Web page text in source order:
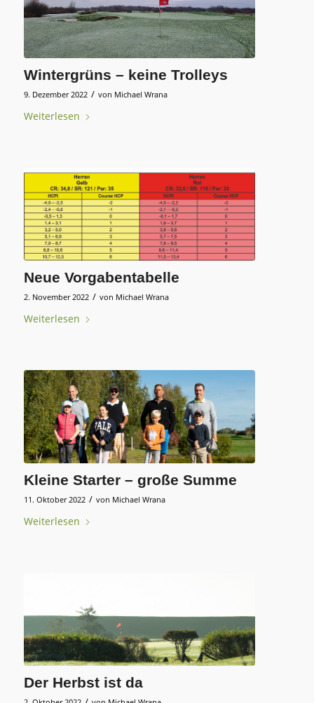
Wintergrüns – keine Trolleys
9. Dezember 2022 / von Michael Wrana
Weiterlesen
Neue Vorgabentabelle
2. November 2022 / von Michael Wrana
Weiterlesen
Kleine Starter – große Summe
11. Oktober 2022 / von Michael Wrana
Weiterlesen
Der Herbst ist da